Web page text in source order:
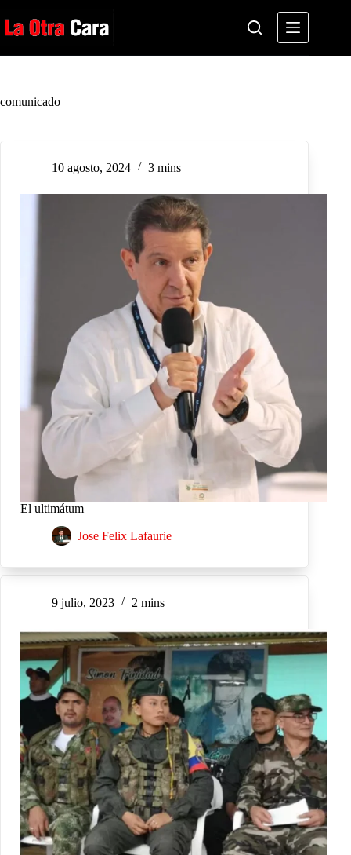
al
contenido
comunicado
10 agosto, 2024 3 mins
El ultimátum
Jose Felix Lafaurie
9 julio, 2023 2 mins